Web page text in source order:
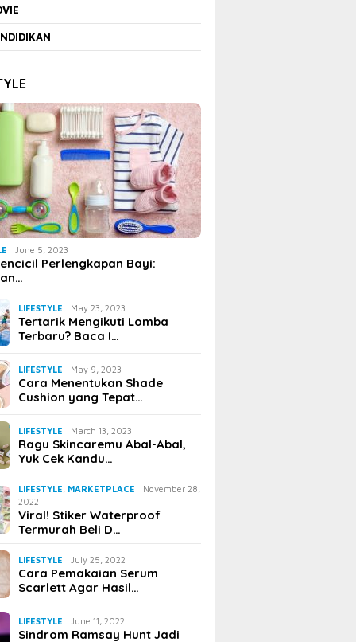
June 5, 2023
Perlengkapan Bayi:
LIFESTYLE May 23, 2023
Tertarik Mengikuti Lomba
Terbaru? Baca I…
LIFESTYLE May 9, 2023
Cara Menentukan Shade
Cushion yang Tepat…
LIFESTYLE March 13, 2023
Ragu Skincaremu Abal-Abal,
Yuk Cek Kandu…
LIFESTYLE MARKETPLACE
November 28,
2022
Viral! Stiker Waterproof
Termurah Beli D…
LIFESTYLE July 25, 2022
Cara Pemakaian Serum
Scarlett Agar Hasil…
LIFESTYLE June 11, 2022
Sindrom Ramsay Hunt Jadi